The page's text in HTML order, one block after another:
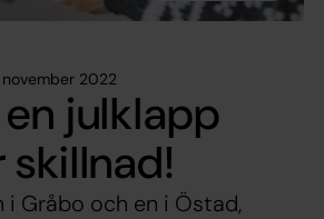
2022
julklapp
skillnad!
i Gråbo och en i Östad,